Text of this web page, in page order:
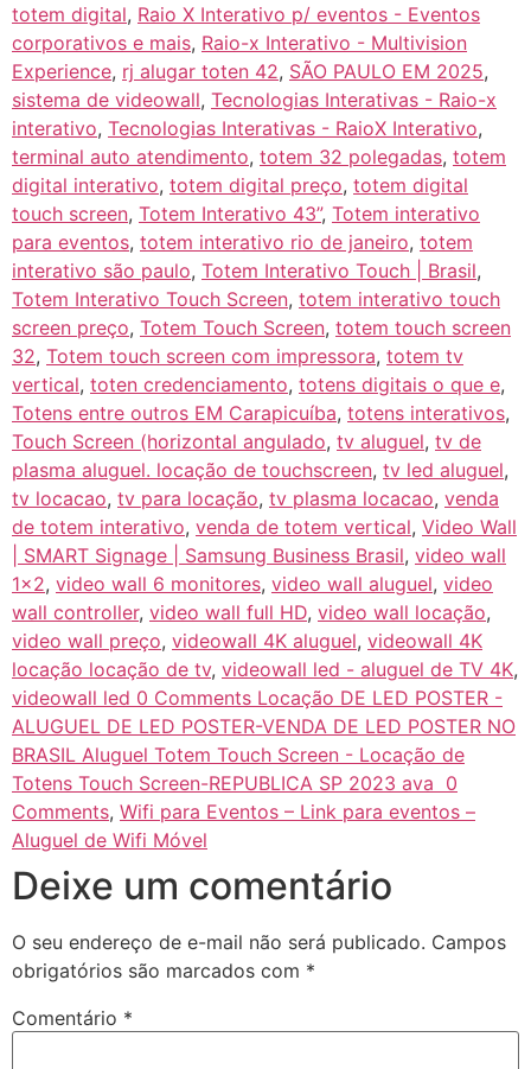
totem digital, Raio X Interativo p/ eventos - Eventos
corporativos e mais, Raio-x Interativo - Multivision
Experience, rj alugar toten 42, SÃO PAULO EM 2025,
sistema de videowall, Tecnologias Interativas - Raio-x
interativo, Tecnologias Interativas - RaioX Interativo,
terminal auto atendimento, totem 32 polegadas, totem
digital interativo, totem digital preço, totem digital
touch screen, Totem Interativo 43”, Totem interativo
para eventos, totem interativo rio de janeiro, totem
interativo são paulo, Totem Interativo Touch | Brasil,
Totem Interativo Touch Screen, totem interativo touch
screen preço, Totem Touch Screen, totem touch screen
32, Totem touch screen com impressora, totem tv
vertical, toten credenciamento, totens digitais o que e,
Totens entre outros EM Carapicuíba, totens interativos,
Touch Screen (horizontal angulado, tv aluguel, tv de
plasma aluguel. locação de touchscreen, tv led aluguel,
tv locacao, tv para locação, tv plasma locacao, venda
de totem interativo, venda de totem vertical, Video Wall
| SMART Signage | Samsung Business Brasil, video wall
1x2, video wall 6 monitores, video wall aluguel, video
wall controller, video wall full HD, video wall locação,
video wall preço, videowall 4K aluguel, videowall 4K
locação locação de tv, videowall led - aluguel de TV 4K,
videowall led 0 Comments Locação DE LED POSTER -
ALUGUEL DE LED POSTER-VENDA DE LED POSTER NO
BRASIL Aluguel Totem Touch Screen - Locação de
Totens Touch Screen-REPUBLICA SP 2023 ava 0
Comments, Wifi para Eventos – Link para eventos –
Aluguel de Wifi Móvel
Deixe um comentário
O seu endereço de e-mail não será publicado. Campos
obrigatórios são marcados com *
Comentário *